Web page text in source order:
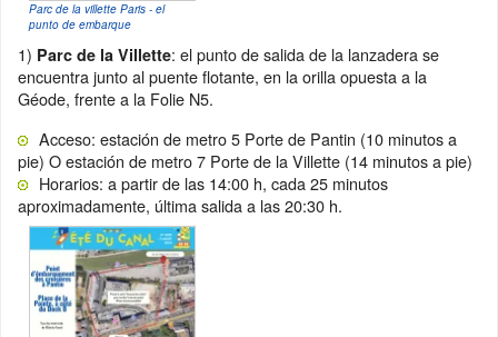
Parc de la villette Paris - el
punto de embarque
1) Parc de la Villette: el punto de salida de la lanzadera se
encuentra junto al puente flotante, en la orilla opuesta a la
Géode, frente a la Folie N5.
Acceso: estación de metro 5 Porte de Pantin (10 minutos a
pie) O estación de metro 7 Porte de la Villette (14 minutos a pie)
Horarios: a partir de las 14:00 h, cada 25 minutos
aproximadamente, última salida a las 20:30 h.